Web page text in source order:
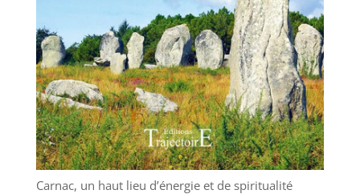
Carnac, un haut lieu d’énergie et de spiritualité